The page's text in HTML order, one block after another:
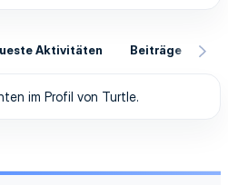
Aktivitäten Beiträge
im Profil von Turtle.